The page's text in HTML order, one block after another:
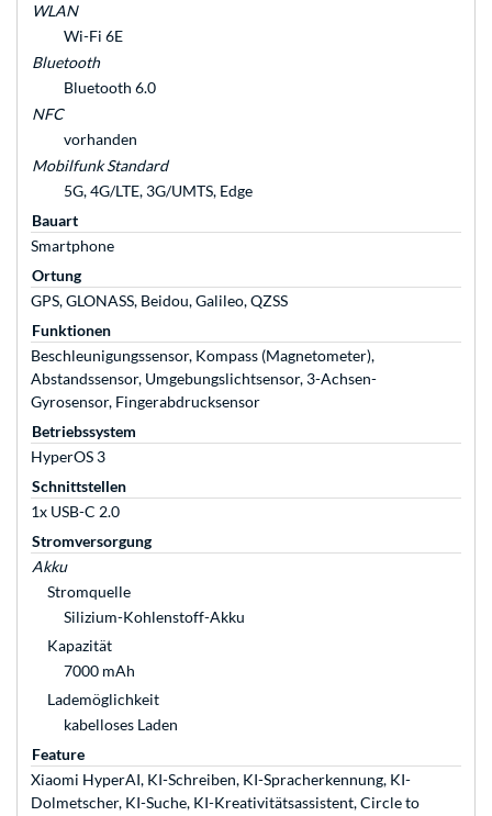
WLAN
Wi-Fi 6E
Bluetooth
Bluetooth 6.0
NFC
vorhanden
Mobilfunk Standard
5G, 4G/LTE, 3G/UMTS, Edge
Bauart
Smartphone
Ortung
GPS, GLONASS, Beidou, Galileo, QZSS
Funktionen
Beschleunigungssensor, Kompass (Magnetometer),
Abstandssensor, Umgebungslichtsensor, 3-Achsen-
Gyrosensor, Fingerabdrucksensor
Betriebssystem
HyperOS 3
Schnittstellen
1x USB-C 2.0
Stromversorgung
Akku
Stromquelle
Silizium-Kohlenstoff-Akku
Kapazität
7000 mAh
Lademöglichkeit
kabelloses Laden
Feature
Xiaomi HyperAI, KI-Schreiben, KI-Spracherkennung, KI-
Dolmetscher, KI-Suche, KI-Kreativitätsassistent, Circle to